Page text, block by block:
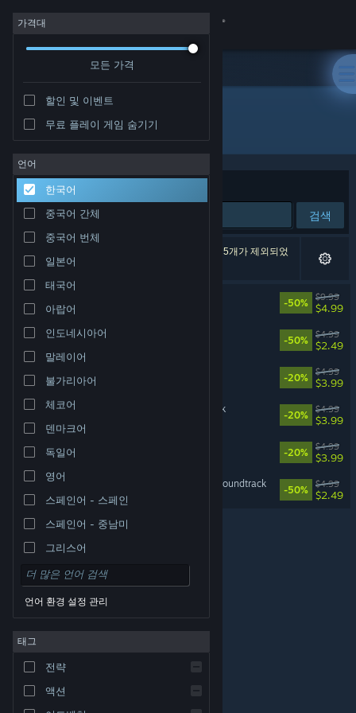
로그인
커뮤니티
정보
지원
언어 변경
Steam 모바일 앱 다운로드
PC 웹사이트 보기
© Valve Corporation. 모든 권리 보유. 모든 상표는 미국
및 기타 국가에서 각각 해당 소유자의 재산입니다.
환불| 쿠키
가격대
모든 가격
할인 및 이벤트
무료 플레이 게임 숨기기
언어
한국어
중국어 간체
중국어 번체
일본어
태국어
아랍어
인도네시아어
말레이어
불가리아어
체코어
덴마크어
독일어
영어
스페인어 - 스페인
스페인어 - 중남미
그리스어
언어 환경 설정 관리
태그
전략
액션
개발자: pixel games SARL-S
정렬 기준 연관성
검색
검색 결과가 6개 있습니다. 환경 설정에 따라 게임 5개가 제외되었
습니다.
-50%
$9.99
$4.99
Sigi - A Fart for Melusina
-50%
$4.99
$2.49
-20%
$4.99
$3.99
Looney Landers Soundtrack
-20%
$4.99
$3.99
-20%
$4.99
$3.99
Sigi - A Fart for Melusina Soundtrack
-50%
$4.99
$2.49